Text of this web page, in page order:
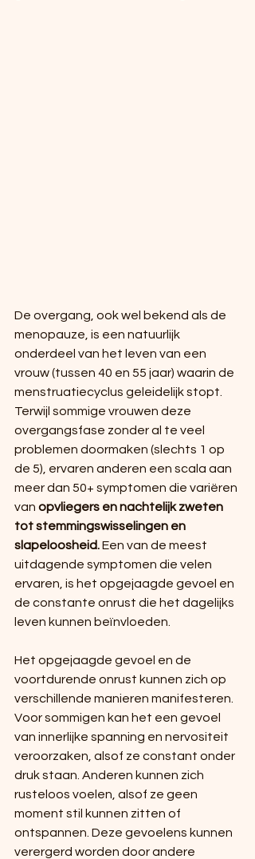
De overgang, ook wel bekend als de
menopauze, is een natuurlijk
onderdeel van het leven van een
vrouw (tussen 40 en 55 jaar) waarin de
menstruatiecyclus geleidelijk stopt.
Terwijl sommige vrouwen deze
overgangsfase zonder al te veel
problemen doormaken (slechts 1 op
de 5), ervaren anderen een scala aan
meer dan 50+ symptomen die variëren
van opvliegers en nachtelijk zweten
tot stemmingswisselingen en
slapeloosheid. Een van de meest
uitdagende symptomen die velen
ervaren, is het opgejaagde gevoel en
de constante onrust die het dagelijks
leven kunnen beïnvloeden.
Het opgejaagde gevoel en de
voortdurende onrust kunnen zich op
verschillende manieren manifesteren.
Voor sommigen kan het een gevoel
van innerlijke spanning en nervositeit
veroorzaken, alsof ze constant onder
druk staan. Anderen kunnen zich
rusteloos voelen, alsof ze geen
moment stil kunnen zitten of
ontspannen. Deze gevoelens kunnen
verergerd worden door andere